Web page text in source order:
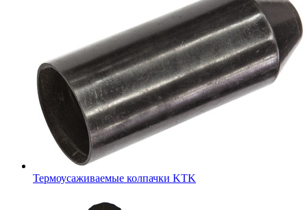
Термоусаживаемые колпачки KTK